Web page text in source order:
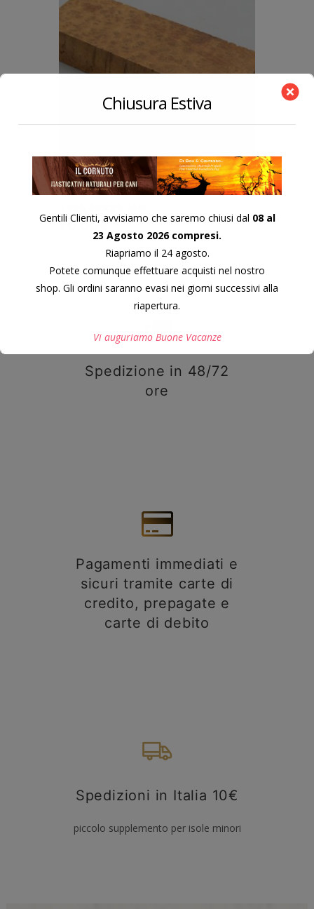
QUADROTTO IN LEGNO THUJA
20,00€
Spedizione in 48/72
ore
Pagamenti immediati e
sicuri tramite carte di
credito, prepagate e
carte di debito
Spedizioni in Italia 10€
piccolo supplemento per isole minori
Chiusura Estiva
Gentili Clienti, avvisiamo che saremo chiusi dal 08 al
23 Agosto 2026 compresi.
Riapriamo il 24 agosto.
Potete comunque effettuare acquisti nel nostro
shop. Gli ordini saranno evasi nei giorni successivi alla
riapertura.
Vi auguriamo Buone Vacanze
Questo si chiuderà in